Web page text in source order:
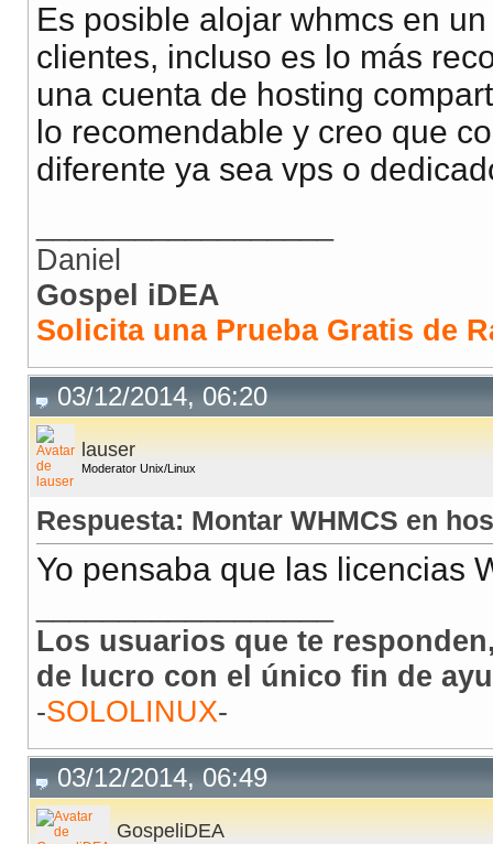
Es posible alojar whmcs en
clientes, incluso es lo más
una cuenta de hosting
lo recomendable y creo que
diferente ya sea vps o
Daniel
Gospel iDEA
Solicita una Prueba Gratis de
03/12/2014, 06:20
lauser
Moderator Unix/Linux
Respuesta: Montar WHMCS en
Yo pensaba que las licencias
Los usuarios que te
de lucro con el único fin de
-SOLOLINUX-
03/12/2014, 06:49
GospeliDEA